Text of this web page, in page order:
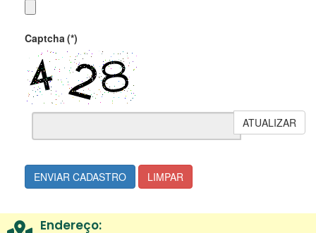
Captcha (*)
ATUALIZAR
ENVIAR CADASTRO LIMPAR
Endereço: